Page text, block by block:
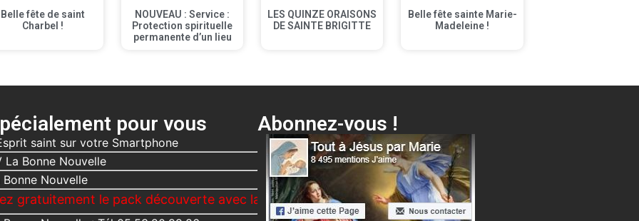
Belle fête de saint
Charbel !
NOUVEAU : Service :
Protection spirituelle
permanente d’un lieu
LES QUINZE ORAISONS
DE SAINTE BRIGITTE
Belle fête sainte Marie-
Madeleine !
pour vous
saint sur votre Smartphone
La Bonne Nouvelle
Bonne Nouvelle
le pack découverte avec la Bonne Nouvelle, Le Voici ta Mère + différentes surprises…
Abonnez-vous !